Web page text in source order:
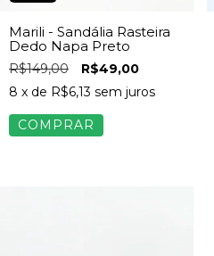
Marili - Sandália Rasteira
Dedo Napa Preto
R$149,00
R$49,00
8 x de R$6,13 sem juros
COMPRAR